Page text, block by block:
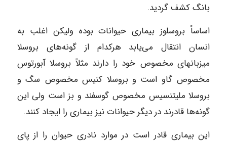
بانگ کشف گردید.
اساساً بروسلوز بیماری حیوانات بوده ولیکن اغلب به
انسان انتقال می‌یابد هرکدام از گونه‌های بروسلا
میزبانهای مخصوص خود را دارند مثلاً بروسلا آبورتوس
مخصوص گاو است و بروسلا کنیس مخصوص سگ و
بروسلا ملیتنسیس مخصوص گوسفند و بز است ولی این
گونه‌ها قادرند در دیگر حیوانات نیز بیماری را ایجاد کنند.
این بیماری قادر است در موارد نادری حیوان را از پای